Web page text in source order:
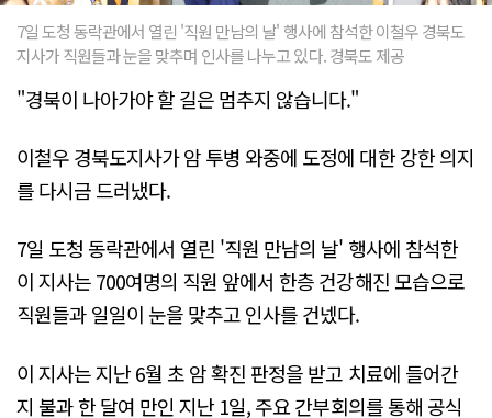
7일 도청 동락관에서 열린 '직원 만남의 날' 행사에 참석한 이철우 경북도
지사가 직원들과 눈을 맞추며 인사를 나누고 있다. 경북도 제공
"경북이 나아가야 할 길은 멈추지 않습니다."
이철우 경북도지사가 암 투병 와중에 도정에 대한 강한 의지
를 다시금 드러냈다.
7일 도청 동락관에서 열린 '직원 만남의 날' 행사에 참석한
이 지사는 700여명의 직원 앞에서 한층 건강해진 모습으로
직원들과 일일이 눈을 맞추고 인사를 건넸다.
이 지사는 지난 6월 초 암 확진 판정을 받고 치료에 들어간
지 불과 한 달여 만인 지난 1일, 주요 간부회의를 통해 공식